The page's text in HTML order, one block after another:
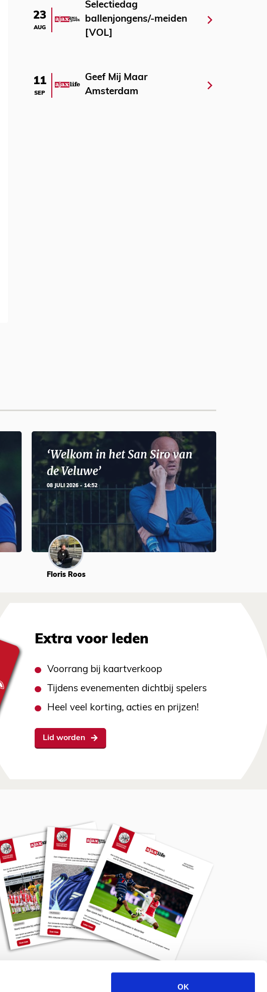
OK
23
AUG
Selectiedag
ballenjongens/-meiden
[VOL]
11
SEP
Geef Mij Maar
Amsterdam
‘Welkom in het San Siro van
de Veluwe’
08 JULI 2026 - 14:52
Floris Roos
Extra voor leden
Voorrang bij kaartverkoop
Tijdens evenementen dichtbij spelers
Heel veel korting, acties en prijzen!
Lid worden
Meld je aan voor de nieuwsbrief